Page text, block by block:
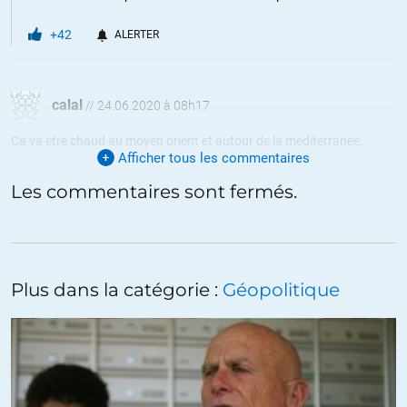
+42 ALERTER
calal // 24.06.2020 à 08h17
Ca va etre chaud au moyen orient et autour de la mediterranee.
russes,les chinois,israel,les us,la grece,l’italie,al france,l’ue, les
dans la marmite,les rancoeurs se creent.
2035-2065 hiver :les problemes creent auparavant se reglent a coup
de fusil…
+4 ALERTER
Afficher tous les commentaires
Les commentaires sont fermés.
Plus dans la catégorie : Géopolitique